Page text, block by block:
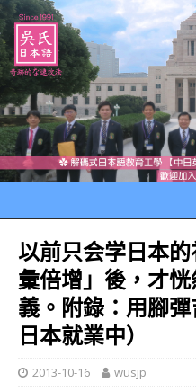
以前只会学日本
彙倍增」後，才
義。附錄：用腳
日本就業中）
2013-10-16 wusjp